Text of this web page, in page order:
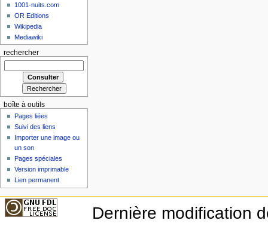
1001-nuits.com
OR Editions
Wikipedia
Mediawiki
rechercher
boîte à outils
Pages liées
Suivi des liens
Importer une image ou
un son
Pages spéciales
Version imprimable
Lien permanent
Dernière modification